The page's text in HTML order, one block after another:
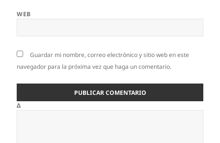
WEB
Guardar mi nombre, correo electrónico y sitio web en este
navegador para la próxima vez que haga un comentario.
Δ